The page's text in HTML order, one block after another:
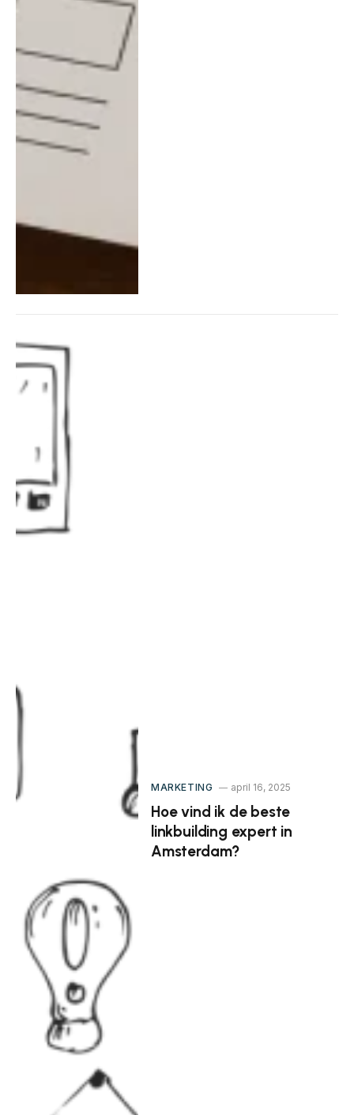
MARKETING april 16, 2025
Hoe vind ik de beste
linkbuilding expert in
Amsterdam?